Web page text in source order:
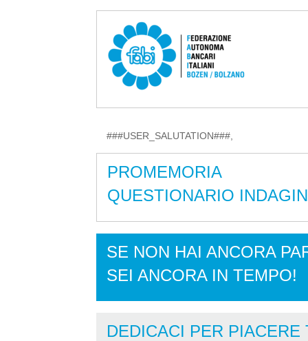
###USER_SALUTATION###,
PROMEMORIA
QUESTIONARIO
SE NON HAI ANCORA
SEI ANCORA IN TEMPO!
DEDICACI PER PIACERE